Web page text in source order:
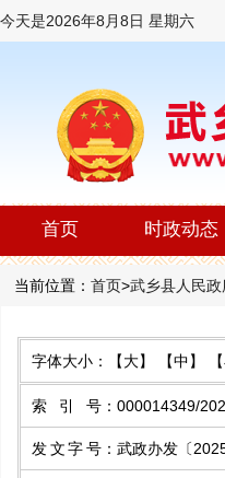
今天是2026年8月8日 星期六
首页 时政动态
当前位置： 首页>武乡县人民政
字体大小： 【大】 【中】
索 引 号 ： 000014349/
发文字号 ： 武政办发〔